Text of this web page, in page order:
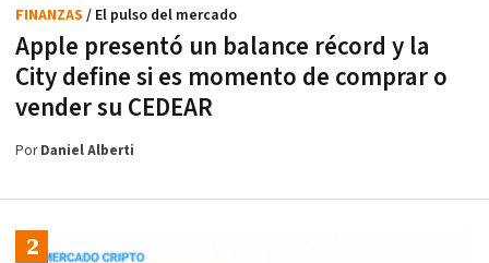
Apple presentó un balance récord y la
City define si es momento de comprar o
vender su CEDEAR
FINANZAS / El pulso del mercado
PorDaniel Alberti